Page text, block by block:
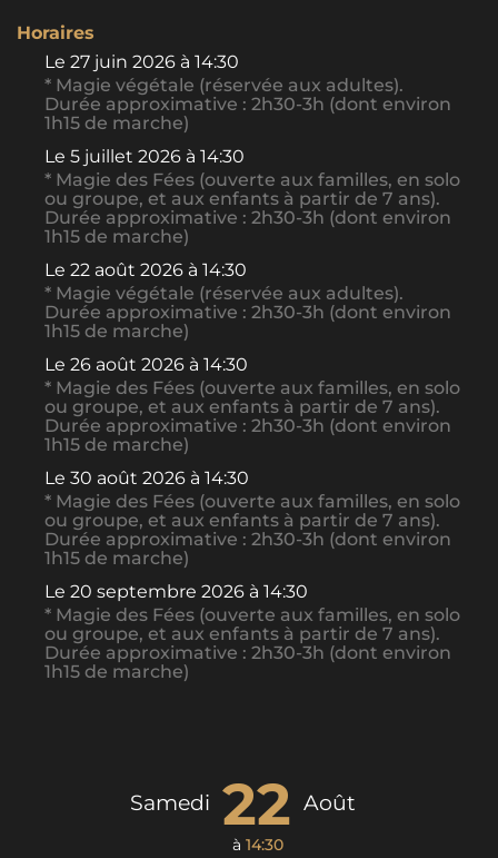
Horaires
Le 27 juin 2026 à 14:30
* Magie végétale (réservée aux adultes).
Durée approximative : 2h30-3h (dont environ
1h15 de marche)
Le 5 juillet 2026 à 14:30
* Magie des Fées (ouverte aux familles, en solo
ou groupe, et aux enfants à partir de 7 ans).
Durée approximative : 2h30-3h (dont environ
1h15 de marche)
Le 22 août 2026 à 14:30
* Magie végétale (réservée aux adultes).
Durée approximative : 2h30-3h (dont environ
1h15 de marche)
Le 26 août 2026 à 14:30
* Magie des Fées (ouverte aux familles, en solo
ou groupe, et aux enfants à partir de 7 ans).
Durée approximative : 2h30-3h (dont environ
1h15 de marche)
Le 30 août 2026 à 14:30
* Magie des Fées (ouverte aux familles, en solo
ou groupe, et aux enfants à partir de 7 ans).
Durée approximative : 2h30-3h (dont environ
1h15 de marche)
Le 20 septembre 2026 à 14:30
* Magie des Fées (ouverte aux familles, en solo
ou groupe, et aux enfants à partir de 7 ans).
Durée approximative : 2h30-3h (dont environ
1h15 de marche)
Samedi 22 Août
à 14:30